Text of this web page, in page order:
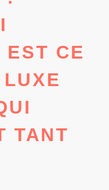
EST CE
TANT